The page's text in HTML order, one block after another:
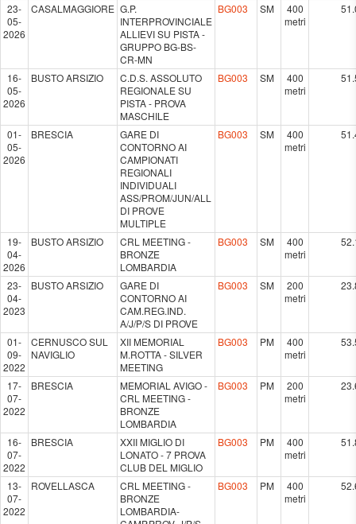
23-
05-
2026
CASALMAGGIORE G.P.
INTERPROVINCIALE
ALLIEVI SU PISTA -
GRUPPO BG-BS-
CR-MN
BG003 SM
400
metri
16-
05-
2026
BUSTO ARSIZIO
C.D.S. ASSOLUTO
REGIONALE SU
PISTA - PROVA
MASCHILE
BG003 SM
400
metri
01-
05-
2026
BRESCIA
GARE DI
CONTORNO AI
CAMPIONATI
REGIONALI
INDIVIDUALI
ASS/PROM/JUN/ALL
DI PROVE
MULTIPLE
BG003 SM
400
metri
19-
04-
2026
BUSTO ARSIZIO
CRL MEETING -
BRONZE
LOMBARDIA
BG003 SM
400
metri
23-
04-
2023
BUSTO ARSIZIO
GARE DI
CONTORNO AI
CAM.REG.IND.
A/J/P/S DI PROVE
BG003 SM
200
metri
01-
09-
2022
CERNUSCO SUL
NAVIGLIO
XII MEMORIAL
M.ROTTA - SILVER
MEETING
BG003 PM
400
metri
17-
07-
2022
BRESCIA
MEMORIAL AVIGO -
CRL MEETING -
BRONZE
LOMBARDIA
BG003 PM
200
metri
16-
07-
2022
BRESCIA
XXII MIGLIO DI
LONATO - 7 PROVA
CLUB DEL MIGLIO
BG003 PM
400
metri
13-
07-
2022
ROVELLASCA
CRL MEETING -
BRONZE
LOMBARDIA-
BG003 PM
400
metri